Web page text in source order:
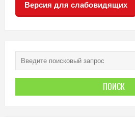
Версия для слабовидящих